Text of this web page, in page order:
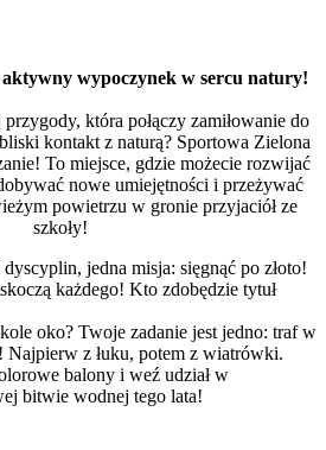
wypoczynek w sercu natury!
która połączy zamiłowanie do
kontakt z naturą? Sportowa Zielona
To miejsce, gdzie możecie rozwijać
nowe umiejętności i przeżywać
powietrzu w gronie przyjaciół ze
szkoły!
jedna misja: sięgnąć po złoto!
każdego! Kto zdobędzie tytuł
oko? Twoje zadanie jest jedno: traf w
Najpierw z łuku, potem z wiatrówki.
balony i weź udział w
bitwie wodnej tego lata!